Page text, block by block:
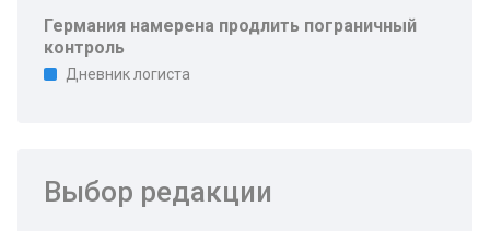
Германия намерена продлить пограничный
контроль
Дневник логиста
Выбор редакции